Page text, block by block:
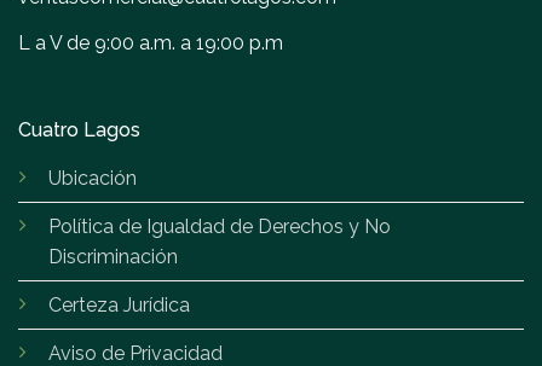
L a V de 9:00 a.m. a 19:00 p.m
Cuatro Lagos
Ubicación
Política de Igualdad de Derechos y No
Discriminación
Certeza Jurídica
Aviso de Privacidad